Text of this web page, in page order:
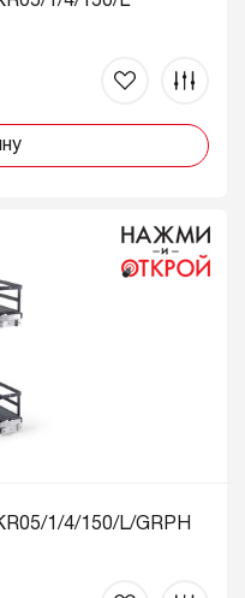
1/4/150/L/GRPH